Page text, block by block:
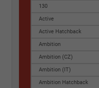
130
Active
Active Hatchback
Ambition
Ambition (CZ)
Ambition (IT)
Ambition Hatchback